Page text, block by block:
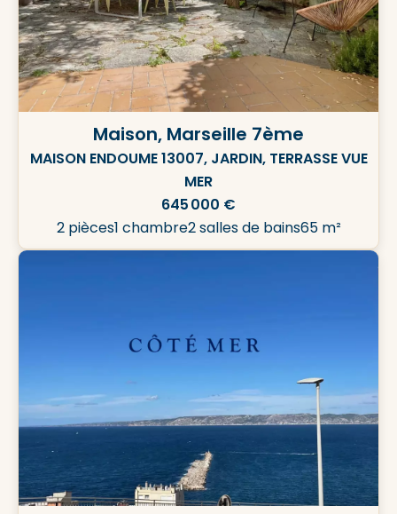
Maison, Marseille 7ème
MAISON ENDOUME 13007, JARDIN, TERRASSE VUE
MER
645 000 €
2 pièces1 chambre2 salles de bains65 m²